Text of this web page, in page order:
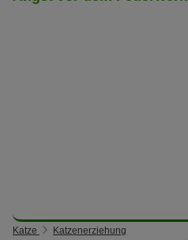
Katze Katzenerziehung